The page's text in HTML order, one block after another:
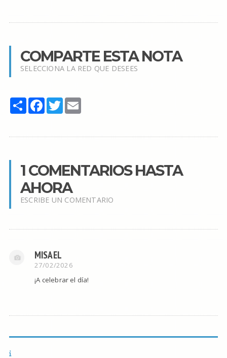
COMPARTE ESTA NOTA
SELECCIONA LA RED QUE DESEES
Share Facebook
TwitterEmail
1 COMENTARIOS HASTA
AHORA
ESCRIBE UN COMENTARIO
MISAEL
27/02/2026
¡A celebrar el día!